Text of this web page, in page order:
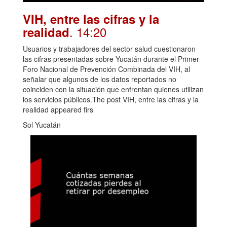
VIH, entre las cifras y la
realidad. 14:20
Usuarios y trabajadores del sector salud cuestionaron
las cifras presentadas sobre Yucatán durante el Primer
Foro Nacional de Prevención Combinada del VIH, al
señalar que algunos de los datos reportados no
coinciden con la situación que enfrentan quienes utilizan
los servicios públicos.The post VIH, entre las cifras y la
realidad appeared firs
Sol Yucatán